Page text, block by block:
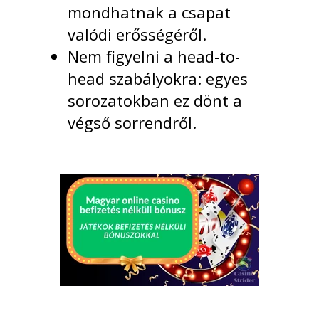
mondhatnak a csapat
valódi erősségéről.
Nem figyelni a head-to-
head szabályokra: egyes
sorozatokban ez dönt a
végső sorrendről.